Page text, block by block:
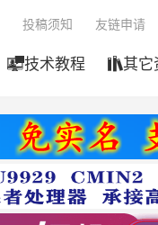
技术教程 其它
投稿须知 友链申请